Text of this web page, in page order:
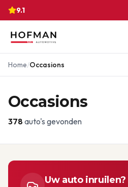
9.1
Home/Occasions
Occasions
378 auto's gevonden
Uw auto inruilen?